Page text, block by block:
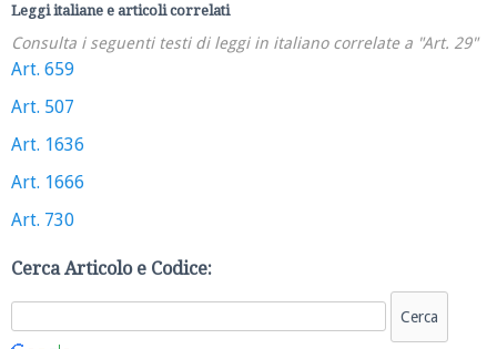
Leggi italiane e articoli correlati
Consulta i seguenti testi di leggi in italiano correlate a "Art. 29"
Art. 659
Art. 507
Art. 1636
Art. 1666
Art. 730
Cerca Articolo e Codice: